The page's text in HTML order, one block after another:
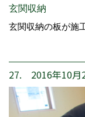
玄関収納
玄関収納の板が施
27. 2016年10月